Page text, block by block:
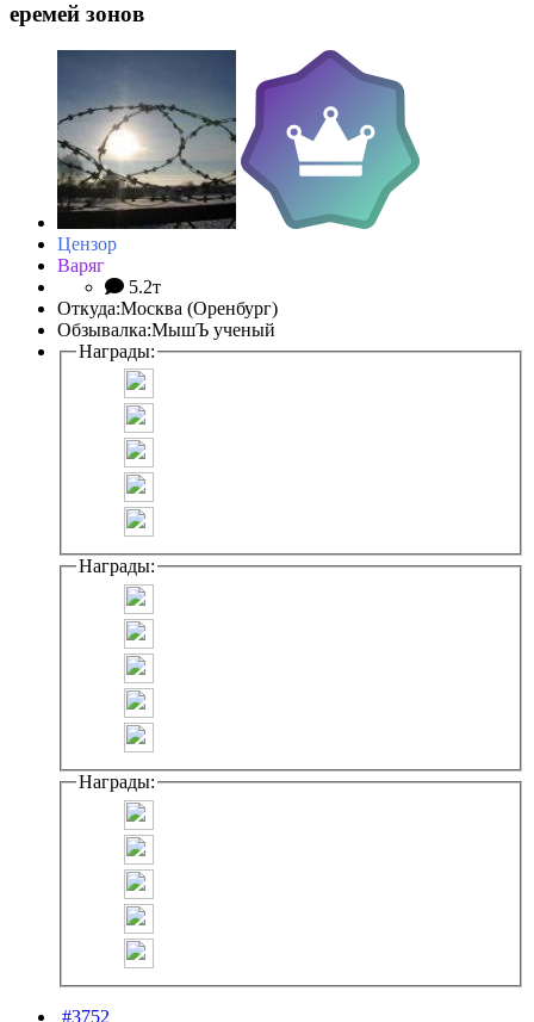
еремей зонов
Цензор
Варяг
5.2т
Откуда:Москва (Оренбург)
Обзывалка:МышЪ ученый
Награды:
Награды:
Награды:
#3752